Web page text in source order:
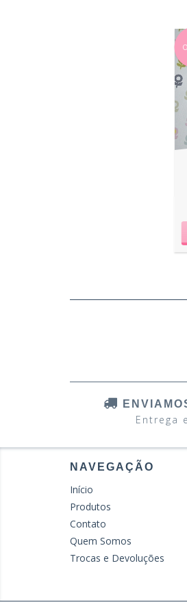
Entrega
NAVEGAÇÃO
Início
Produtos
Contato
Quem Somos
Trocas e Devoluções